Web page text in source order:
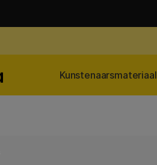
Kunstenaarsmateriaal